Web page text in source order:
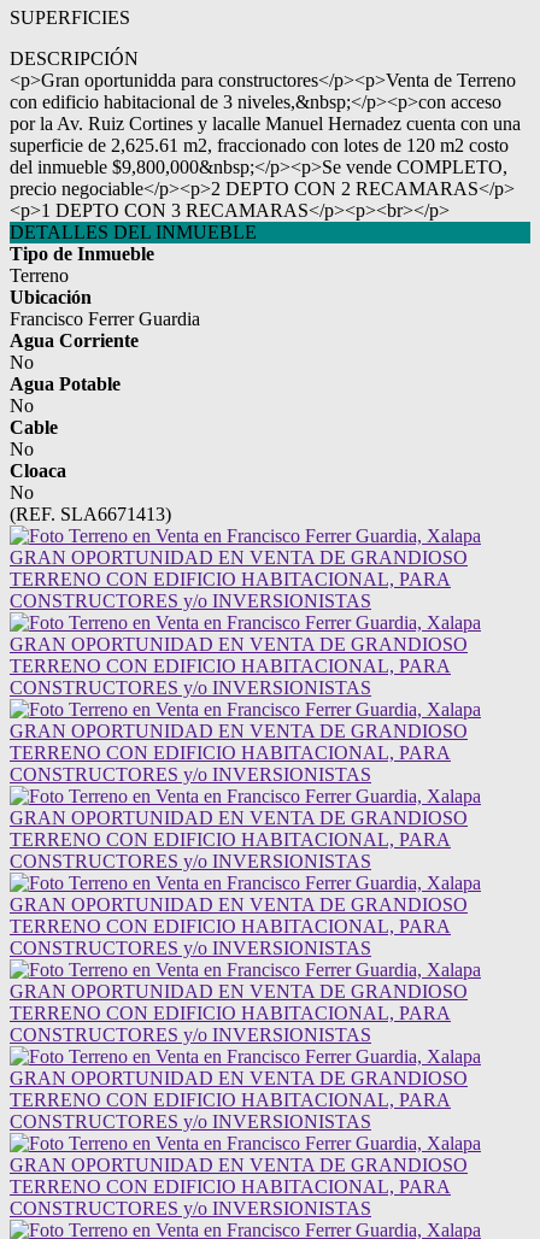
SUPERFICIES
DESCRIPCIÓN
<p>Gran oportunidda para constructores</p><p>Venta de Terreno
con edificio habitacional de 3 niveles,&nbsp;</p><p>con acceso
por la Av. Ruiz Cortines y lacalle Manuel Hernadez cuenta con una
superficie de 2,625.61 m2, fraccionado con lotes de 120 m2 costo
del inmueble $9,800,000&nbsp;</p><p>Se vende COMPLETO,
precio negociable</p><p>2 DEPTO CON 2 RECAMARAS</p>
<p>1 DEPTO CON 3 RECAMARAS</p><p><br></p>
DETALLES DEL INMUEBLE
Tipo de Inmueble
Terreno
Ubicación
Francisco Ferrer Guardia
Agua Corriente
No
Agua Potable
No
Cable
No
Cloaca
No
(REF. SLA6671413)